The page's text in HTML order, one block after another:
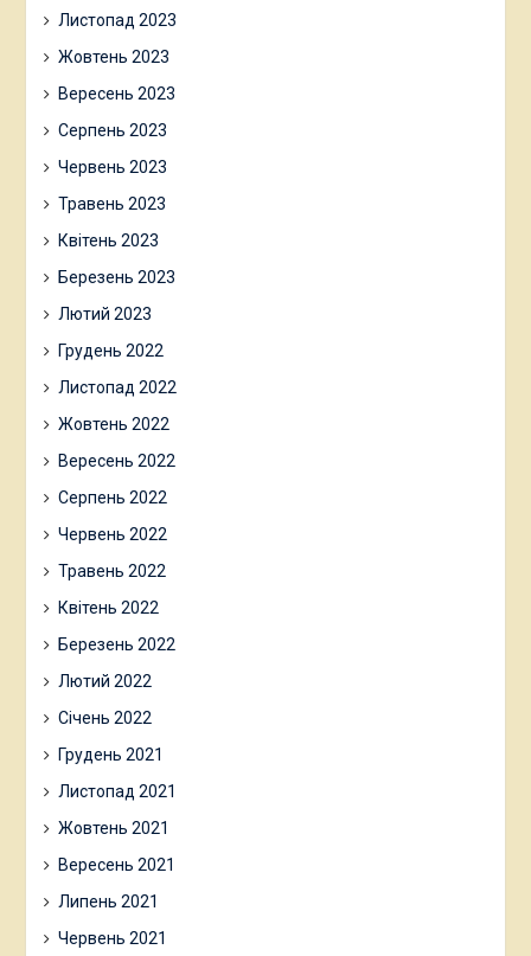
Листопад 2023
Жовтень 2023
Вересень 2023
Серпень 2023
Червень 2023
Травень 2023
Квітень 2023
Березень 2023
Лютий 2023
Грудень 2022
Листопад 2022
Жовтень 2022
Вересень 2022
Серпень 2022
Червень 2022
Травень 2022
Квітень 2022
Березень 2022
Лютий 2022
Січень 2022
Грудень 2021
Листопад 2021
Жовтень 2021
Вересень 2021
Липень 2021
Червень 2021